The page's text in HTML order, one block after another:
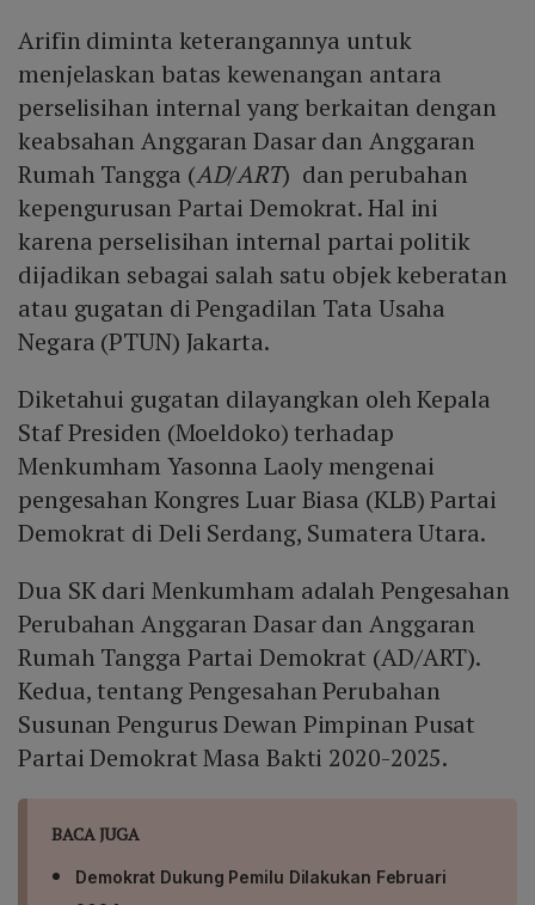
Arifin diminta keterangannya untuk
menjelaskan batas kewenangan antara
perselisihan internal yang berkaitan dengan
keabsahan Anggaran Dasar dan Anggaran
Rumah Tangga (AD/ART) dan perubahan
kepengurusan Partai Demokrat. Hal ini
karena perselisihan internal partai politik
dijadikan sebagai salah satu objek keberatan
atau gugatan di Pengadilan Tata Usaha
Negara (PTUN) Jakarta.
Diketahui gugatan dilayangkan oleh Kepala
Staf Presiden (Moeldoko) terhadap
Menkumham Yasonna Laoly mengenai
pengesahan Kongres Luar Biasa (KLB) Partai
Demokrat di Deli Serdang, Sumatera Utara.
Dua SK dari Menkumham adalah Pengesahan
Perubahan Anggaran Dasar dan Anggaran
Rumah Tangga Partai Demokrat (AD/ART).
Kedua, tentang Pengesahan Perubahan
Susunan Pengurus Dewan Pimpinan Pusat
Partai Demokrat Masa Bakti 2020-2025.
BACA JUGA
Demokrat Dukung Pemilu Dilakukan Februari